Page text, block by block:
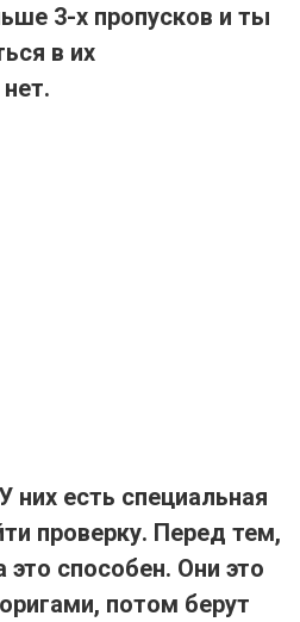
3-х пропусков и ты
в их
есть специальная
проверку. Перед тем,
способен. Они это
потом берут